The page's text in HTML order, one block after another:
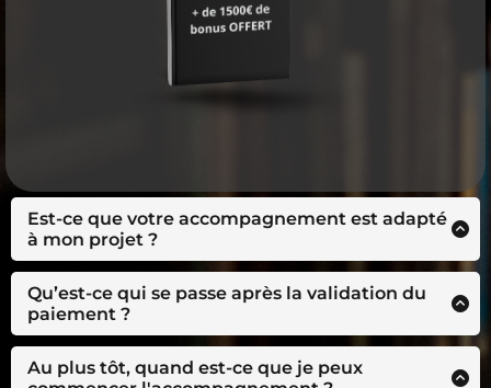
Est-ce que votre accompagnement est adapté
à mon projet ?
La gestion de projet est une compétence
universelle, applicable à tous les secteurs, car elle
repose sur des principes fondamentaux comme la
planification, l'organisation et la gestion des
ressources. Que ce soit pour lancer une start-up,
coordonner des équipes ou gérer des
Qu’est-ce qui se passe après la validation du
paiement ?
3 choses :
- Un mail avec vos accès à l’espace formation,
immédiatement après votre paiement.
Au plus tôt, quand est-ce que je peux